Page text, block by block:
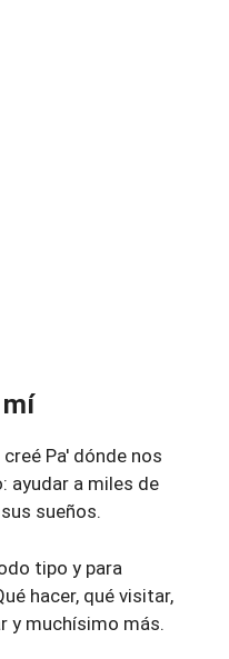
mí
creé Pa' dónde nos
ayudar a miles de
sueños.
tipo y para
hacer, qué visitar,
y muchísimo más.